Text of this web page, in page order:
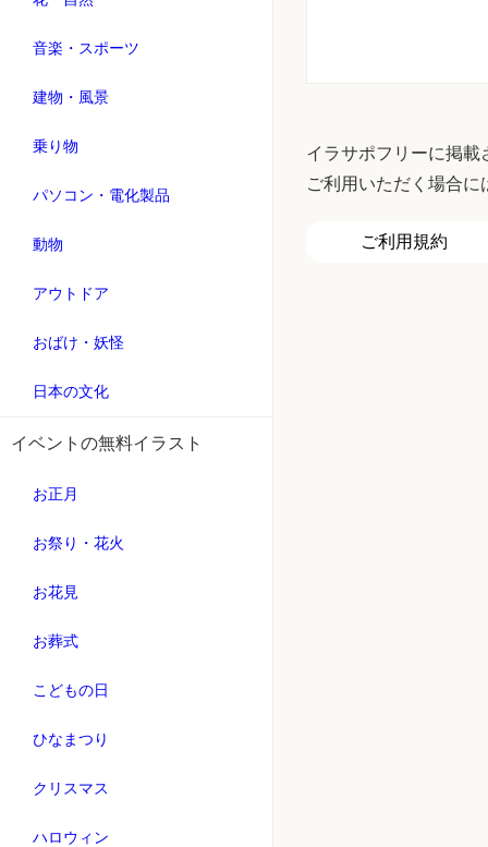
音楽・スポーツ
建物・風景
乗り物
パソコン・電化製品
動物
アウトドア
おばけ・妖怪
日本の文化
イベントの無料イラスト
お正月
お祭り・花火
お花見
お葬式
こどもの日
ひなまつり
クリスマス
ハロウィン
イラサポフリーに掲
ご利用いただく場合に
ご利用規約